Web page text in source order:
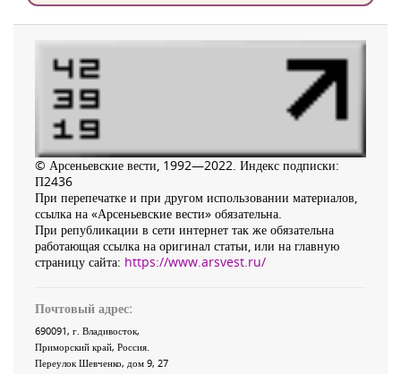
© Арсеньевские вести, 1992—2022. Индекс подписки:
П2436
При перепечатке и при другом использовании материалов,
ссылка на «Арсеньевские вести» обязательна.
При републикации в сети интернет так же обязательна
работающая ссылка на оригинал статьи, или на главную
страницу сайта: https://www.arsvest.ru/
Почтовый адрес:
690091, г. Владивосток,
Приморский край, Россия
Переулок Шевченко, дом 9, 27